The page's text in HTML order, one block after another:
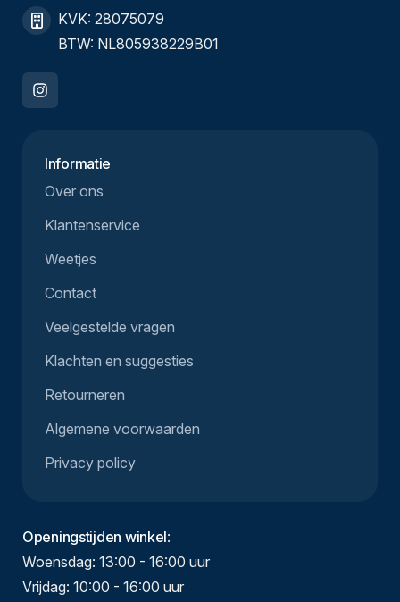
KVK: 28075079
BTW: NL805938229B01
Informatie
Over ons
Klantenservice
Weetjes
Contact
Veelgestelde vragen
Klachten en suggesties
Retourneren
Algemene voorwaarden
Privacy policy
Openingstijden winkel:
Woensdag: 13:00 - 16:00 uur
Vrijdag: 10:00 - 16:00 uur